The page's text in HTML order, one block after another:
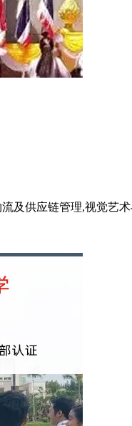
及供应链管理,视觉艺